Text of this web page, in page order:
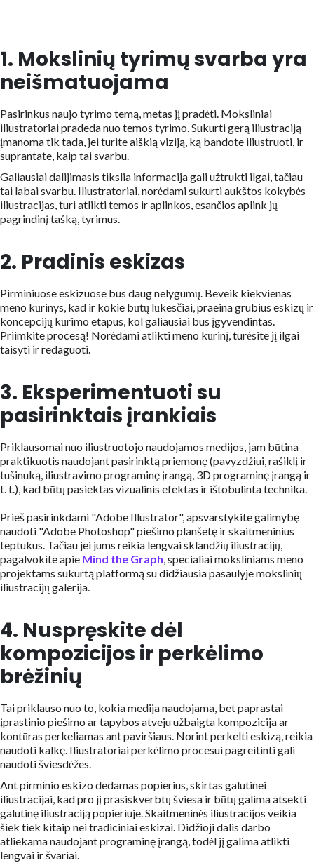
1. Mokslinių tyrimų svarba yra
neišmatuojama
Pasirinkus naujo tyrimo temą, metas jį pradėti. Moksliniai
iliustratoriai pradeda nuo temos tyrimo. Sukurti gerą iliustraciją
įmanoma tik tada, jei turite aiškią viziją, ką bandote iliustruoti, ir
suprantate, kaip tai svarbu.
Galiausiai dalijimasis tikslia informacija gali užtrukti ilgai, tačiau
tai labai svarbu. Iliustratoriai, norėdami sukurti aukštos kokybės
iliustracijas, turi atlikti temos ir aplinkos, esančios aplink jų
pagrindinį tašką, tyrimus.
2. Pradinis eskizas
Pirminiuose eskizuose bus daug nelygumų. Beveik kiekvienas
meno kūrinys, kad ir kokie būtų lūkesčiai, praeina grubius eskizų ir
koncepcijų kūrimo etapus, kol galiausiai bus įgyvendintas.
Priimkite procesą! Norėdami atlikti meno kūrinį, turėsite jį ilgai
taisyti ir redaguoti.
3. Eksperimentuoti su
pasirinktais įrankiais
Priklausomai nuo iliustruotojo naudojamos medijos, jam būtina
praktikuotis naudojant pasirinktą priemonę (pavyzdžiui, rašiklį ir
tušinuką, iliustravimo programinę įrangą, 3D programinę įrangą ir
t. t.), kad būtų pasiektas vizualinis efektas ir ištobulinta technika.
Prieš pasirinkdami "Adobe Illustrator", apsvarstykite galimybę
naudoti "Adobe Photoshop" piešimo planšetę ir skaitmeninius
teptukus. Tačiau jei jums reikia lengvai sklandžių iliustracijų,
pagalvokite apie Mind the Graph, specialiai moksliniams meno
projektams sukurtą platformą su didžiausia pasaulyje mokslinių
iliustracijų galerija.
4. Nuspręskite dėl
kompozicijos ir perkėlimo
brėžinių
Tai priklauso nuo to, kokia medija naudojama, bet paprastai
įprastinio piešimo ar tapybos atveju užbaigta kompozicija ar
kontūras perkeliamas ant paviršiaus. Norint perkelti eskizą, reikia
naudoti kalkę. Iliustratoriai perkėlimo procesui pagreitinti gali
naudoti šviesdėžes.
Ant pirminio eskizo dedamas popierius, skirtas galutinei
iliustracijai, kad pro jį prasiskverbtų šviesa ir būtų galima atsekti
galutinę iliustraciją popieriuje. Skaitmeninės iliustracijos veikia
šiek tiek kitaip nei tradiciniai eskizai. Didžioji dalis darbo
atliekama naudojant programinę įrangą, todėl jį galima atlikti
lengvai ir švariai.